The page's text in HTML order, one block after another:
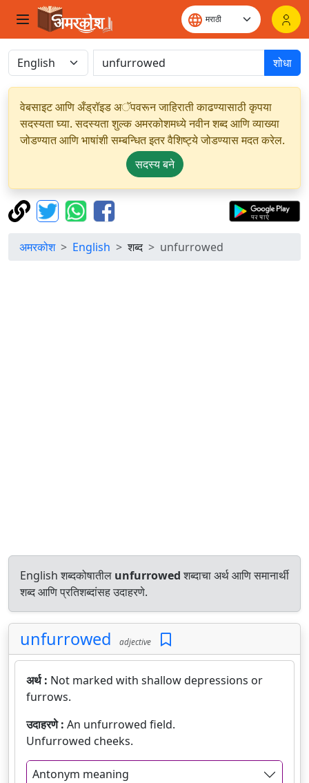
शोधा
वेबसाइट आणि अँड्रॉइड अॅपवरून जाहिराती काढण्यासाठी कृपया
सदस्यता घ्या. सदस्यता शुल्क अमरकोशमध्ये नवीन शब्द आणि व्याख्या
जोडण्यात आणि भाषांशी सम्बन्धित इतर वैशिष्ट्ये जोडण्यास मदत करेल.
सदस्य बने
अमरकोश English शब्द unfurrowed
English शब्दकोषातील unfurrowedशब्दाचा अर्थ आणि समानार्थी
शब्द आणि प्रतिशब्दांसह उदाहरणे.
unfurrowed adjective
अर्थ : Not marked with shallow depressions or
furrows.
उदाहरणे : An unfurrowed field.
Unfurrowed cheeks.
Antonym meaning